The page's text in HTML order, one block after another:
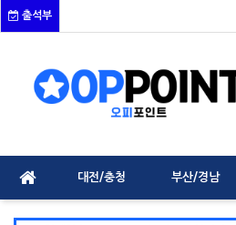
출석부
대전/충청 부산/경남